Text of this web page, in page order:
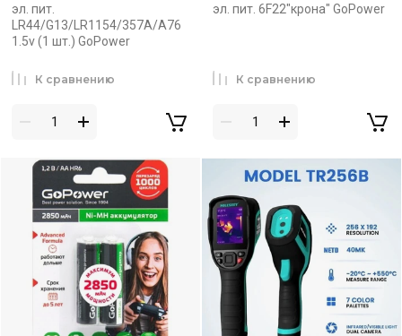
эл. пит.
LR44/G13/LR1154/357A/A76
1.5v (1 шт.) GoPower
К сравнению
эл. пит. 6F22"крона" GoPower
К сравнению